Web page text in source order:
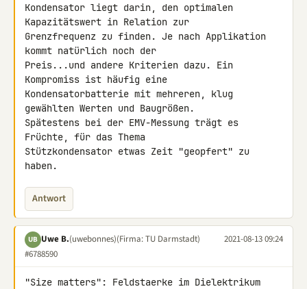
Kondensator liegt darin, den optimalen
Kapazitätswert in Relation zur
Grenzfrequenz zu finden. Je nach Applikation
kommt natürlich noch der
Preis...und andere Kriterien dazu. Ein
Kompromiss ist häufig eine
Kondensatorbatterie mit mehreren, klug
gewählten Werten und Baugrößen.
Spätestens bei der EMV-Messung trägt es
Früchte, für das Thema
Stützkondensator etwas Zeit "geopfert" zu
haben.
Antwort
UB Uwe B.(uwebonnes)(Firma: TU Darmstadt)
2021-08-13 09:24
#6788590
"Size matters": Feldstaerke im Dielektrikum